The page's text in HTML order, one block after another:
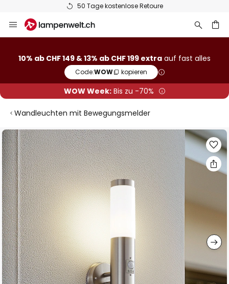
50 Tage kostenlose Retoure
Inhalt
10% ab CHF 149 & 13% ab CHF 199 extra auf fast alles
Code:WOW kopieren
WOW Week:Bis zu -70%
Wandleuchten mit Bewegungsmelder
Zum
Ende
der
Bildgalerie
springen